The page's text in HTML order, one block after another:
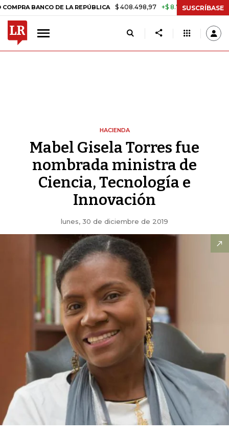
DE LA REPÚBLICA $ 408.498,97 +$ 8.753,81 +2,19% TASA
SUSCRÍBASE
HACIENDA
Mabel Gisela Torres fue
nombrada ministra de
Ciencia, Tecnología e
Innovación
lunes, 30 de diciembre de 2019